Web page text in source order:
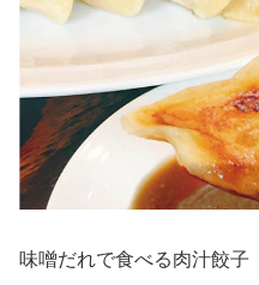
味噌だれで食べる肉汁餃子